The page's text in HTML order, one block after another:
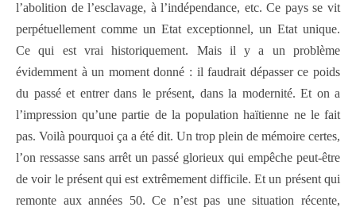
l’abolition de l’esclavage, à l’indépendance, etc. Ce pays se vit
perpétuellement comme un Etat exceptionnel, un Etat unique.
Ce qui est vrai historiquement. Mais il y a un problème
évidemment à un moment donné : il faudrait dépasser ce poids
du passé et entrer dans le présent, dans la modernité. Et on a
l’impression qu’une partie de la population haïtienne ne le fait
pas. Voilà pourquoi ça a été dit. Un trop plein de mémoire certes,
l’on ressasse sans arrêt un passé glorieux qui empêche peut-être
de voir le présent qui est extrêmement difficile. Et un présent qui
remonte aux années 50. Ce n’est pas une situation récente,